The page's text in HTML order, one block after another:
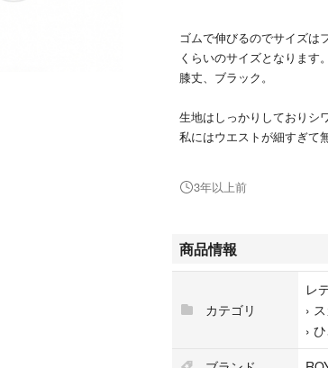
ゴムで伸びるのでサイズは
くらいのサイズとなります。
膝丈、ブラック。
生地はしっかりしておりシ
私にはウエストが細すぎて
実際の写真とROYALパーテ
★値引きしました★
よろしくお願いいたします
3年以上前
商品情報
カテゴリ
レ
›
›